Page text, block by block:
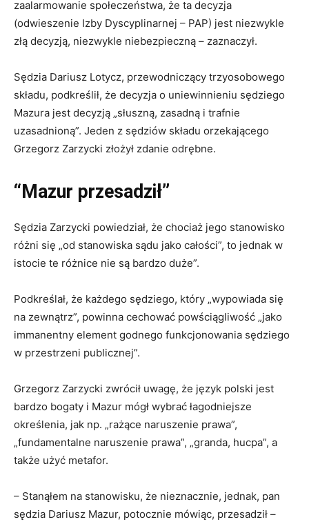
zaalarmowanie społeczeństwa, że ta decyzja
(odwieszenie Izby Dyscyplinarnej – PAP) jest niezwykle
złą decyzją, niezwykle niebezpieczną – zaznaczył.
Sędzia Dariusz Lotycz, przewodniczący trzyosobowego
składu, podkreślił, że decyzja o uniewinnieniu sędziego
Mazura jest decyzją „słuszną, zasadną i trafnie
uzasadnioną”. Jeden z sędziów składu orzekającego
Grzegorz Zarzycki złożył zdanie odrębne.
“Mazur przesadził”
Sędzia Zarzycki powiedział, że chociaż jego stanowisko
różni się „od stanowiska sądu jako całości”, to jednak w
istocie te różnice nie są bardzo duże”.
Podkreślał, że każdego sędziego, który „wypowiada się
na zewnątrz”, powinna cechować powściągliwość „jako
immanentny element godnego funkcjonowania sędziego
w przestrzeni publicznej”.
Grzegorz Zarzycki zwrócił uwagę, że język polski jest
bardzo bogaty i Mazur mógł wybrać łagodniejsze
określenia, jak np. „rażące naruszenie prawa”,
„fundamentalne naruszenie prawa”, „granda, hucpa”, a
także użyć metafor.
– Stanąłem na stanowisku, że nieznacznie, jednak, pan
sędzia Dariusz Mazur, potocznie mówiąc, przesadził –